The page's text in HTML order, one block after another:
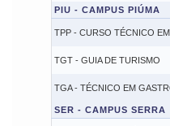
PIU - CAMPUS PIÚMA
TPP - CURSO TÉCNICO
TGT - GUIA DE TURISMO
TGA - TÉCNICO EM
SER - CAMPUS SERRA